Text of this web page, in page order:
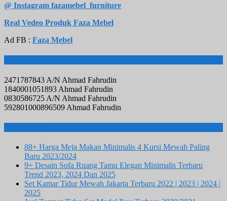
@ Instagram fazamebel_furniture
Real Vedeo Produk Faza Mebel
Ad FB : Faza Mebel
2471787843 A/N Ahmad Fahrudin
1840001051893 Ahmad Fahrudin
0830586725 A/N Ahmad Fahrudin
592801000896509 Ahmad Fahrudin
88+ Harga Meja Makan Minimalis 4 Kursi Mewah Paling
Baru 2023/2024
9+ Desain Sofa Ruang Tamu Elegan Minimalis Terbaru
Trend 2023, 2024 Dan 2025
Set Kamar Tidur Mewah Jakarta Terbaru 2022 | 2023 | 2024 |
2025